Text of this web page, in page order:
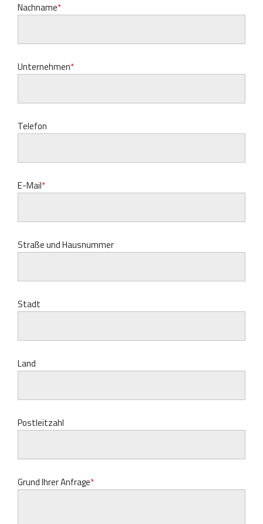
Nachname
Unternehmen
Telefon
E-Mail
Straße und Hausnummer
Stadt
Land
Postleitzahl
Grund Ihrer Anfrage